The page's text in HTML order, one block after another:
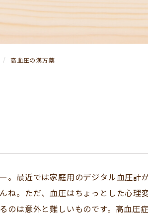
高血圧の漢方薬
。最近では家庭用のデジタル血圧計
ね。ただ、血圧はちょっとした心理
のは意外と難しいものです。高血圧